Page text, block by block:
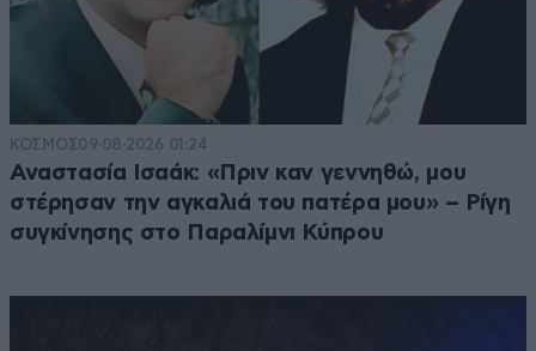
ΚΟΣΜΟΣ09·08·2026 01:24
Αναστασία Ισαάκ: «Πριν καν γεννηθώ, μου
στέρησαν την αγκαλιά του πατέρα μου» – Ρίγη
συγκίνησης στο Παραλίμνι Κύπρου